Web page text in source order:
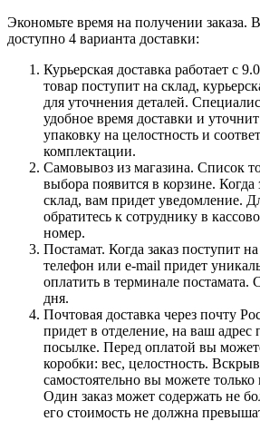
Экономьте время на получении заказа.
доступно 4 варианта доставки:
Курьерская доставка работает с
товар поступит на склад,
для уточнения деталей.
удобное время доставки и
упаковку на целостность и
комплектации.
Самовывоз из магазина. Список
выбора появится в корзине. Когда
склад, вам придет уведомление.
обратитесь к сотруднику в
номер.
Постамат. Когда заказ поступит
телефон или e-mail придет
оплатить в терминале
дня.
Почтовая доставка через почту
придет в отделение, на ваш адрес
посылке. Перед оплатой вы
коробки: вес, целостность.
самостоятельно вы можете только
Один заказ может содержать не
его стоимость не должна